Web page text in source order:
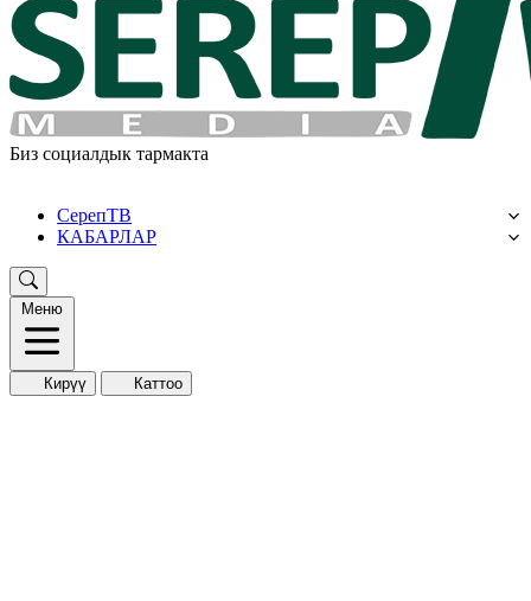
Биз социалдык тармакта
СерепТВ
КАБАРЛАР
Меню
Кирүү Каттоо